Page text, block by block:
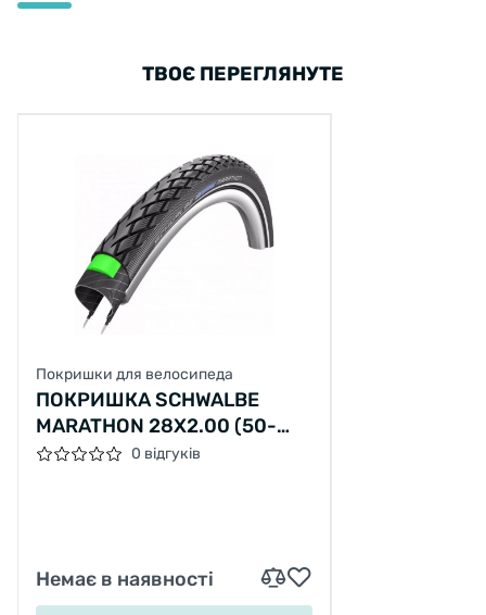
ТВОЄ ПЕРЕГЛЯНУТЕ
Покришки для велосипеда
ПОКРИШКА SCHWALBE
MARATHON 28X2.00 (50-
622)
0 відгуків
Немає в наявності